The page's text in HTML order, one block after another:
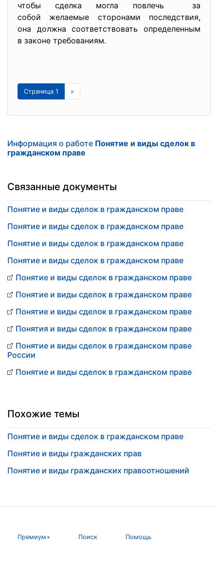
чтобы сделка могла повлечь за
собой желаемые сторонами последствия,
она должна соответствовать определенным
в законе требованиям.
Страница 1 »
Информация о работе Понятие и виды сделок в
гражданском праве
Связанные документы
Понятие и виды сделок в гражданском праве
Понятие и виды сделок в гражданском праве
Понятие и виды сделок в гражданском праве
Понятие и виды сделок в гражданском праве
Понятие и виды сделок в гражданском праве
Понятие и виды сделок в гражданском праве
Понятие и виды сделок в гражданском праве
Понятия и виды сделок в гражданском праве
Понятие и виды сделок в гражданском праве
России
Понятие и виды сделок в гражданском праве
Похожие темы
Понятие и виды сделок в гражданском праве
Понятие и виды гражданских прав
Понятие и виды гражданских правоотношений
Премиум+ Поиск Помощь